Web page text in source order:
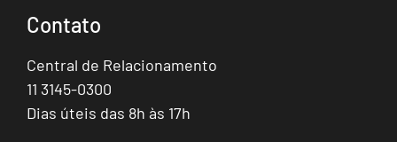
Contato
Central de Relacionamento
11 3145-0300
Dias úteis das 8h às 17h